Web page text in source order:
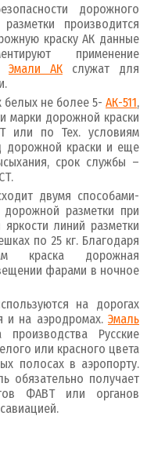
дорожного
производится
краску АК данные
применение
Эмали АК служат для
не более 5- АК-511,
марки дорожной краски
или по Тех. условиям
дорожной краски и еще
срок службы –
двумя способами-
разметки при
линий разметки
по 25 кг. Благодаря
краска дорожная
фарами в ночное
на дорогах
и на аэродромах. Эмаль
Русские
или красного цвета
полосах в аэропорту.
обязательно получает
ФАВТ или органов